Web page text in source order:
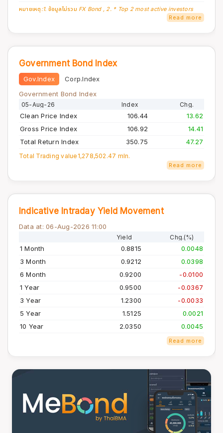
หมายเหตุ:1. ข้อมูลไม่รวม FX Bond , 2. * Top 2 most active investors
Read more
Government Bond Index
Gov.Index
Corp.Index
Government Bond Index
05-Aug-26 Index Chg.
Clean Price Index 106.44
13.62
Gross Price Index
106.92
14.41
Total Return Index
350.75 47.27
Total Trading value 1,278,502.47 mln.
Read more
Indicative Intraday Yield Movement
Data at: 06-Aug-2026 11:00
Yield Chg.(%)
1 Month 0.8815
0.0048
3 Month
0.9212
0.0398
6 Month
0.9200
-0.0100
1 Year
0.9500
-0.0367
3 Year
1.2300
-0.0033
5 Year
1.5125
0.0021
10 Year
2.0350 0.0045
Read more